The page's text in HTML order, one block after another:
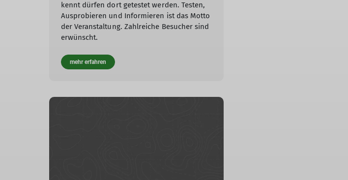
kennt dürfen dort getestet werden. Testen,
Ausprobieren und Informieren ist das Motto
der Veranstaltung. Zahlreiche Besucher sind
erwünscht.
mehr erfahren